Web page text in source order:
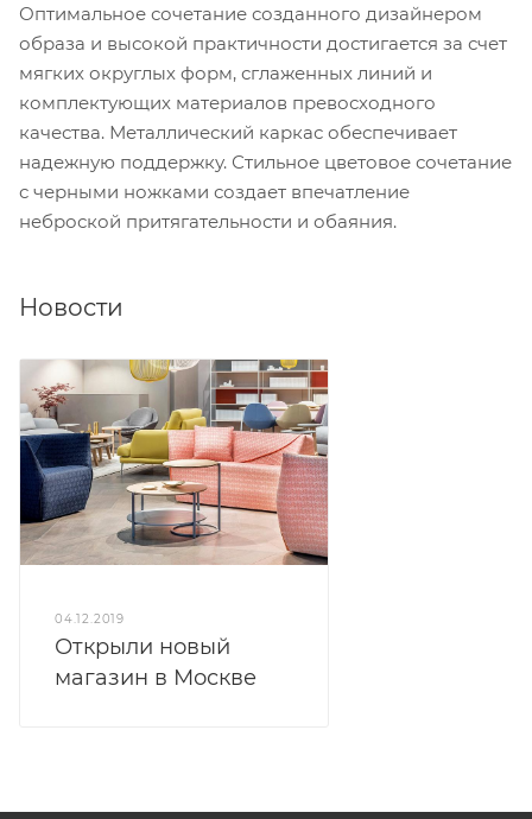
Оптимальное сочетание созданного дизайнером
образа и высокой практичности достигается за счет
мягких округлых форм, сглаженных линий и
комплектующих материалов превосходного
качества. Металлический каркас обеспечивает
надежную поддержку. Стильное цветовое сочетание
с черными ножками создает впечатление
неброской притягательности и обаяния.
Новости
04.12.2019
Открыли новый
магазин в Москве